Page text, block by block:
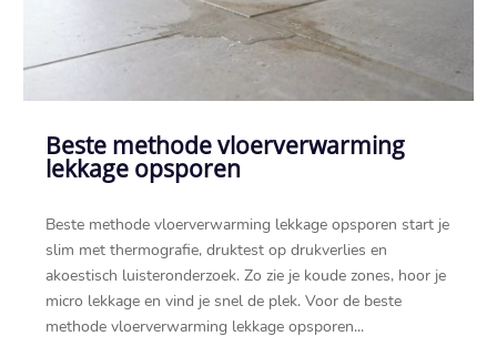
Beste methode vloerverwarming
lekkage opsporen
Beste methode vloerverwarming lekkage opsporen start je
slim met thermografie, druktest op drukverlies en
akoestisch luisteronderzoek.​ Zo zie je koude zones, hoor je
micro lekkage en vind je snel de plek.​ Voor de beste
methode vloerverwarming lekkage opsporen...